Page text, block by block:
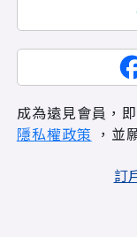
成為遠見會員，
隱私權政策 ，並
訂